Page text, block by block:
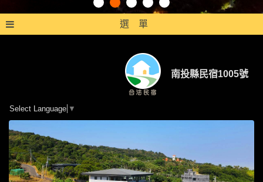
選 單
南投縣民宿1005號
Select Language ▼